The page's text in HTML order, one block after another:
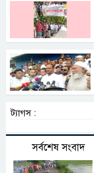
ট্যাগস :
সর্বশেষ সংবাদ